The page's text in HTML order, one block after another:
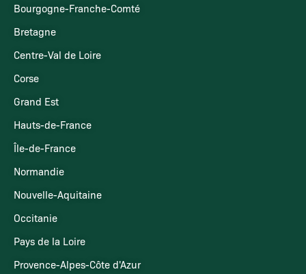
Bourgogne-Franche-Comté
Bretagne
Centre-Val de Loire
Corse
Grand Est
Hauts-de-France
Île-de-France
Normandie
Nouvelle-Aquitaine
Occitanie
Pays de la Loire
Provence-Alpes-Côte d'Azur